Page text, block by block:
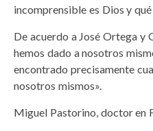
incomprensible es Dios y
De acuerdo a José Ortega y
hemos dado a nosotros
encontrado precisamente
nosotros mismos».
Miguel Pastorino, doctor en